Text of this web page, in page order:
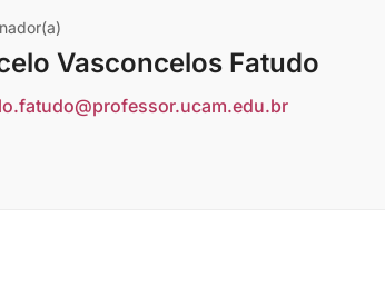
Vasconcelos Fatudo